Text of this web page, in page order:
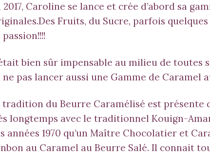
2017, Caroline se lance et crée d’abord sa
Fruits, du Sucre, parfois
bien sûr impensable au milieu de toutes
ne pas lancer aussi une Gamme de Caramel
tradition du Beurre Caramélisé est présente
longtemps avec le traditionnel Kouign-
années 1970 qu’un Maître Chocolatier et
au Caramel au Beurre Salé. Il connait